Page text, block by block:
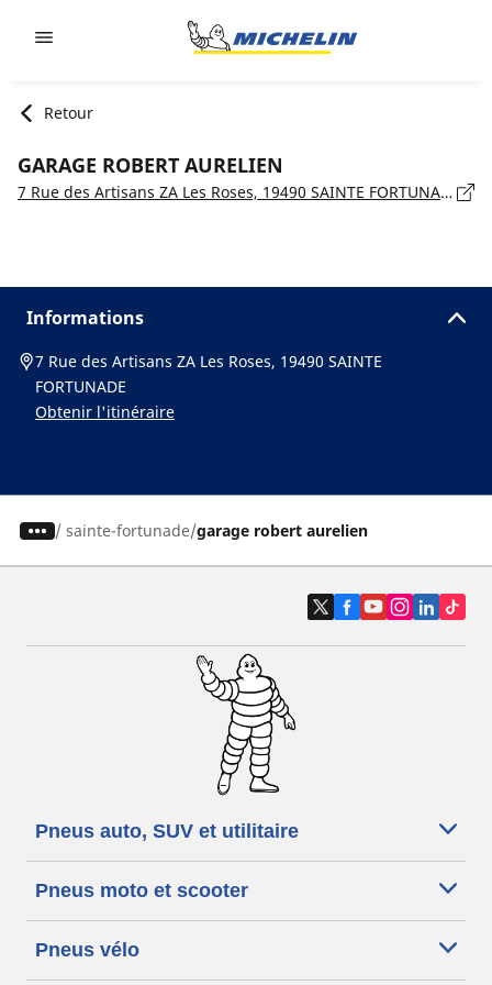
Retour
GARAGE ROBERT AURELIEN
7 Rue des Artisans ZA Les Roses, 19490 SAINTE FORTUNADE
Informations
7 Rue des Artisans ZA Les Roses, 19490 SAINTE
FORTUNADE
Obtenir l'itinéraire
/ sainte-fortunade garage robert aurelien
Pneus auto, SUV et utilitaire
Pneus moto et scooter
Pneus vélo